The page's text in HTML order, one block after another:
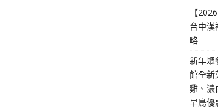
【
台中漢
略
新年聚
館全新
雞、濃
早鳥優